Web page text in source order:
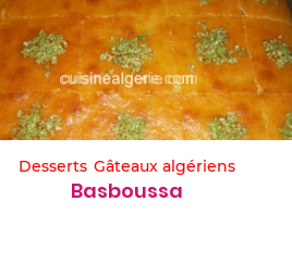
Desserts Gâteaux algériens
Basboussa